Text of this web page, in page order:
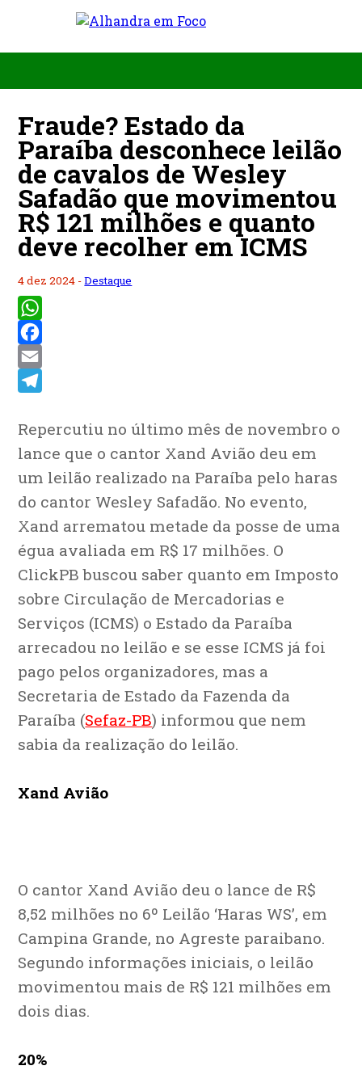
Fraude? Estado da
Paraíba desconhece leilão
de cavalos de Wesley
Safadão que movimentou
R$ 121 milhões e quanto
deve recolher em ICMS
4 dez 2024 -Destaque
WhatsApp
Facebook
Email
Repercutiu no último mês de novembro o
lance que o cantor Xand Avião deu em
um leilão realizado na Paraíba pelo haras
do cantor Wesley Safadão. No evento,
Xand arrematou metade da posse de uma
égua avaliada em R$ 17 milhões. O
ClickPB buscou saber quanto em Imposto
sobre Circulação de Mercadorias e
Serviços (ICMS) o Estado da Paraíba
arrecadou no leilão e se esse ICMS já foi
pago pelos organizadores, mas a
Secretaria de Estado da Fazenda da
Paraíba (Sefaz-PB) informou que nem
sabia da realização do leilão.
Xand Avião
O cantor Xand Avião deu o lance de R$
8,52 milhões no 6º Leilão ‘Haras WS’, em
Campina Grande, no Agreste paraibano.
Segundo informações iniciais, o leilão
movimentou mais de R$ 121 milhões em
dois dias.
20%